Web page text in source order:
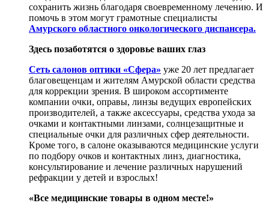
сохранить жизнь благодаря своевременному лечению. И
помочь в этом могут грамотные специалисты
Амурского областного онкологического диспансера.
Здесь позаботятся о здоровье ваших глаз
Сеть салонов оптики «Сфера» уже 20 лет предлагает
благовещенцам и жителям Амурской области средства
для коррекции зрения. В широком ассортименте
компании очки, оправы, линзы ведущих европейских
производителей, а также аксессуары, средства ухода за
очками и контактными линзами, солнцезащитные и
специальные очки для различных сфер деятельности.
Кроме того, в салоне оказываются медицинские услуги
по подбору очков и контактных линз, диагностика,
консультирование и лечение различных нарушений
рефракции у детей и взрослых!
«Все медицинские товары в одном месте!»